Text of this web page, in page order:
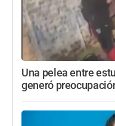
Una pelea entre
generó